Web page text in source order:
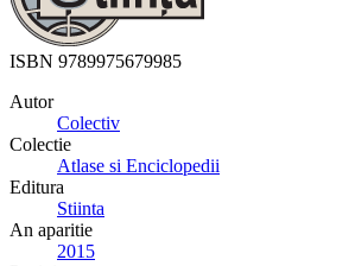
ISBN 9789975679985
Autor
Colectiv
Colectie
Atlase si Enciclopedii
Editura
Stiinta
An aparitie
2015